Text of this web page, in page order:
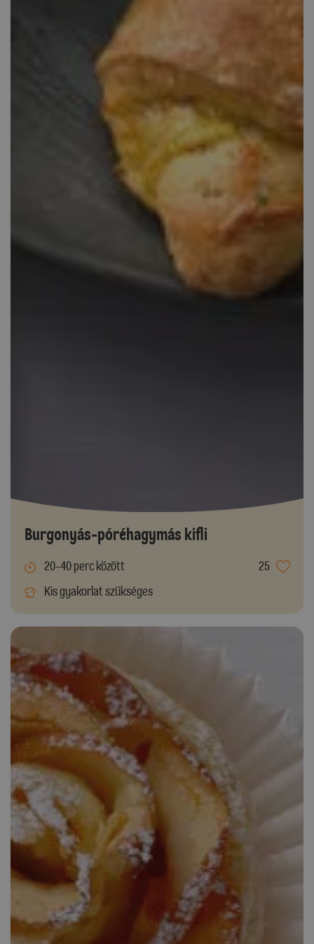
Burgonyás-póréhagymás kifli
20-40 perc között
25
Kis gyakorlat szükséges